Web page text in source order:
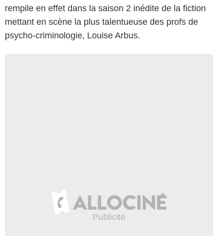
rempile en effet dans la saison 2 inédite de la fiction
mettant en scène la plus talentueuse des profs de
psycho-criminologie, Louise Arbus.